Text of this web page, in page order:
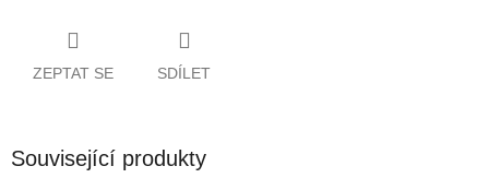
ZEPTAT SE SDÍLET
Související produkty